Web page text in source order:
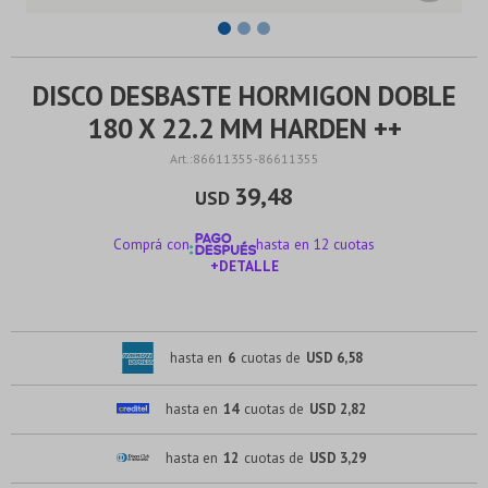
DISCO DESBASTE HORMIGON DOBLE
180 X 22.2 MM HARDEN ++
86611355-86611355
USD 39,48
Comprá con
hasta en 12 cuotas
+DETALLE
hasta en 6 cuotas de USD 6,58
hasta en 14 cuotas de USD 2,82
hasta en 12 cuotas de USD 3,29